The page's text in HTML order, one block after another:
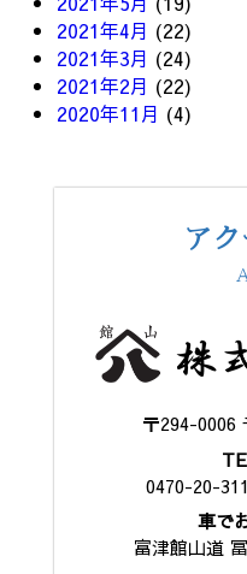
2021年4月 (22)
2021年3月 (24)
2021年2月 (22)
2020年11月 (4)
ア
〒294-0006
0470-20-
車で
富津館山道